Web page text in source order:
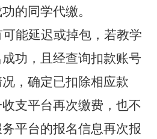
的同学代缴。
能延迟或掉包，若教学
功，且经查询扣款账号
，确定已扣除相应款
支平台再次缴费，也不
平台的报名信息再次报